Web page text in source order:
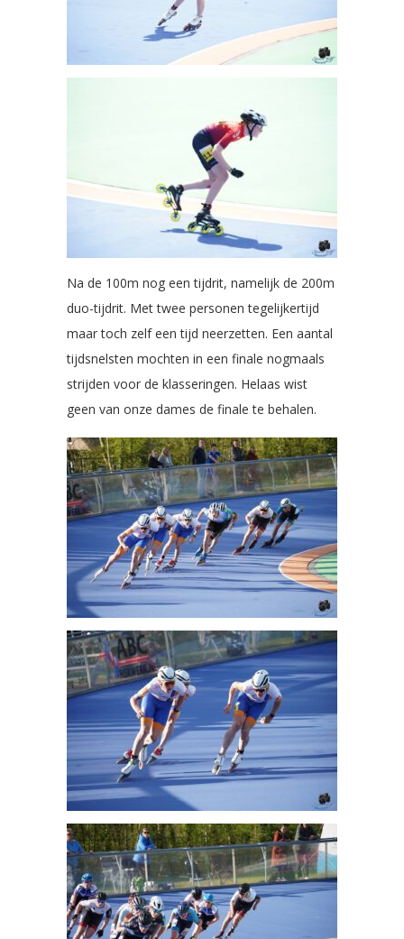
Na de 100m nog een tijdrit, namelijk de 200m
duo-tijdrit. Met twee personen tegelijkertijd
maar toch zelf een tijd neerzetten. Een aantal
tijdsnelsten mochten in een finale nogmaals
strijden voor de klasseringen. Helaas wist
geen van onze dames de finale te behalen.